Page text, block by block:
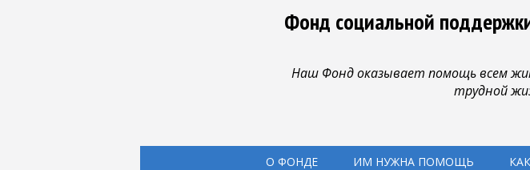
Фонд социальной
Наш Фонд оказывает помощь всем
трудной
О ФОНДЕ ИМ НУЖНА ПОМОЩЬ